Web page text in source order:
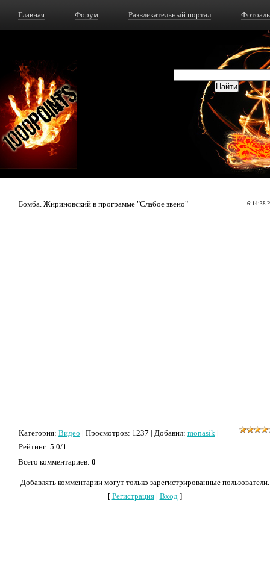
Главная Форум Развлекательный портал
6:14:38
Бомба. Жириновский в программе "Слабое звено"
Категория: Видео | Просмотров: 1237 | Добавил: monasik |
Рейтинг: 5.0/1
Всего комментариев: 0
Добавлять комментарии могут только зарегистрированные пользователи.
[ Регистрация| Вход]